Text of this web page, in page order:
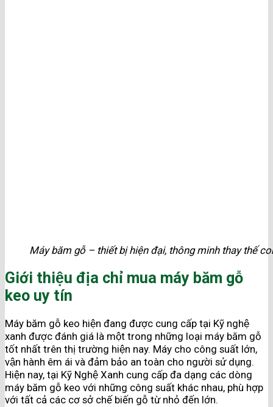
Máy băm gỗ – thiết bị hiện đại, thông minh thay thế
Giới thiệu địa chỉ mua máy băm gỗ
keo uy tín
Máy băm gỗ keo hiện đang được cung cấp tại Kỹ nghệ
xanh được đánh giá là một trong những loại máy băm gỗ
tốt nhất trên thị trường hiện nay. Máy cho công suất lớn,
vận hành êm ái và đảm bảo an toàn cho người sử dụng.
Hiện nay, tại Kỹ Nghệ Xanh cung cấp đa dạng các dòng
máy băm gỗ keo với những công suất khác nhau, phù hợp
với tất cả các cơ sở chế biến gỗ từ nhỏ đến lớn.